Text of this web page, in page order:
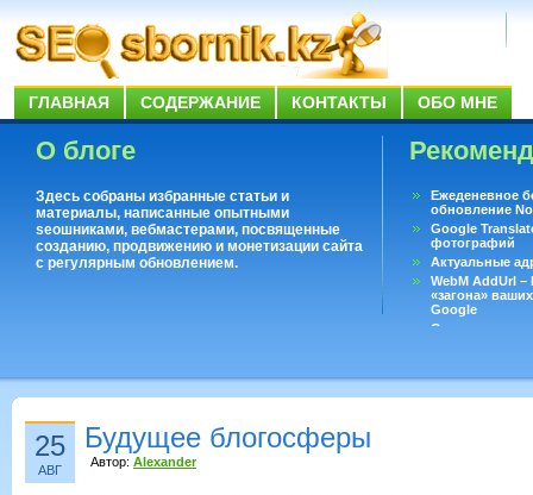
ГЛАВНАЯ СОДЕРЖАНИЕ КОНТАКТЫ ОБО МНЕ
О блоге
Здесь собраны избранные статьи и
материалы, написанные опытными
seoшниками, вебмастерами, посвященные
созданию, продвижению и монетизации сайта
с регулярным обновлением.
Ежеденевное
обновление
Google
фотографий
Актуальные
WebM AddUrl
«загона»
Google
Существует
25
АВГ
Будущее блогосферы
Автор: Alexander